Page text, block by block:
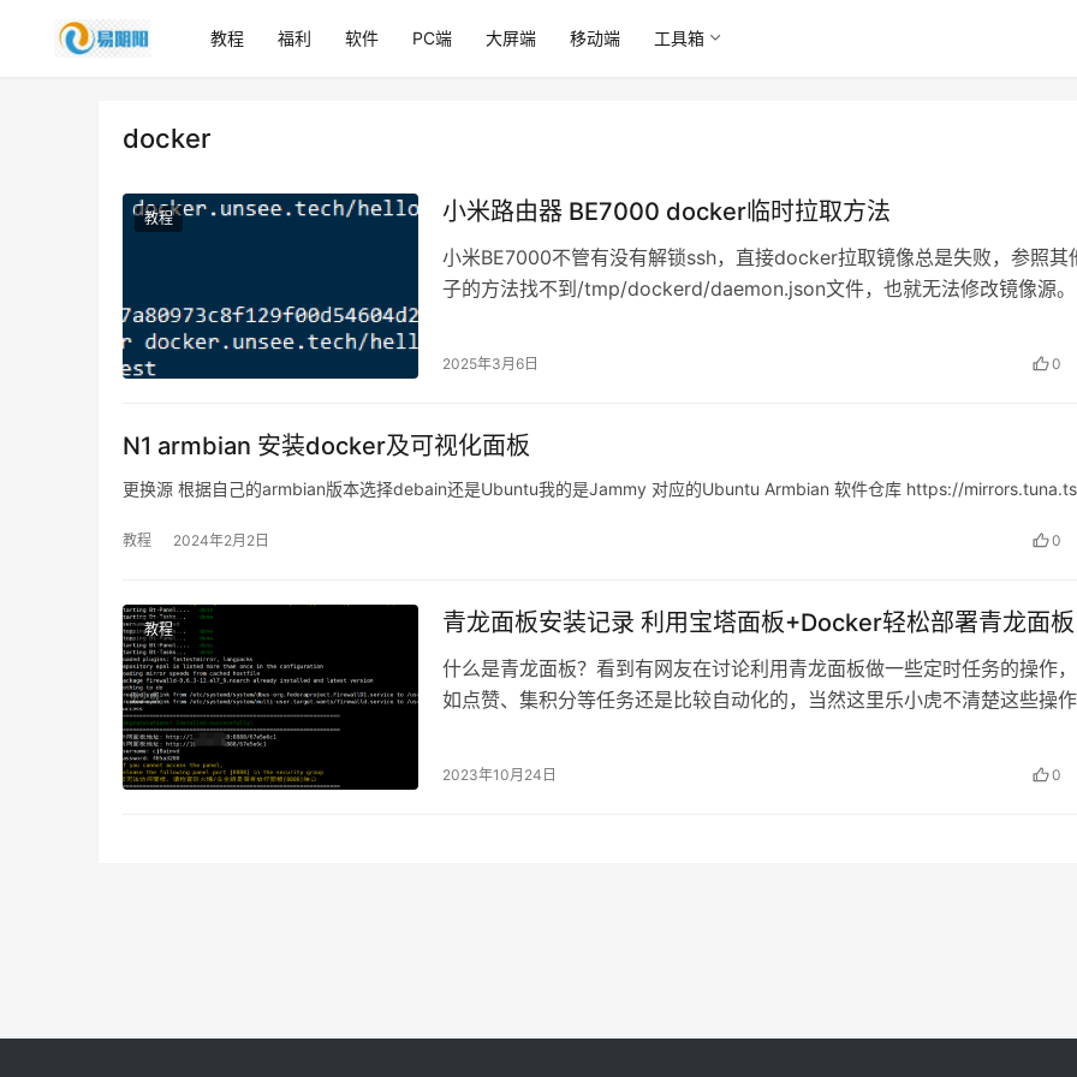
教程 福利 软件 PC端 大屏端 移动端 工具箱
docker
教程 小米路由器 BE7000 docker临时拉取方法
小米BE7000不管有没有解锁ssh，直接docker拉取镜像总是失败，参照其
子的方法找不到/tmp/dockerd/daemon.json文件，也就无法修改镜像源
2025年3月6日 0
N1 armbian 安装docker及可视化面板
更换源 根据自己的armbian版本选择debain还是Ubuntu我的是Jammy 对应的Ubuntu Armbian 软件仓库 https://
教程 2024年2月2日 0
教程 青龙面板安装记录 利用宝塔面板+Docker轻松部署青龙面板
什么是青龙面板？看到有网友在讨论利用青龙面板做一些定时任务的操作
如点赞、集积分等任务还是比较自动化的，当然这里乐小虎不清楚这些操
2023年10月24日 0